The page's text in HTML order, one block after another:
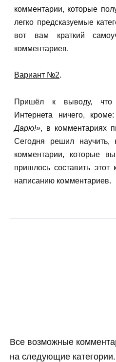
комментарии, которые
легко предсказуемые
вот вам краткий
комментариев.
Вариант №2.
Пришёл к выводу, что
Интернета ничего, кроме:
Дарю!», в комментариях
Сегодня решил научить,
комментарии, которые
пришлось составить этот
написанию комментариев.
Все возможные
на следующие категории.